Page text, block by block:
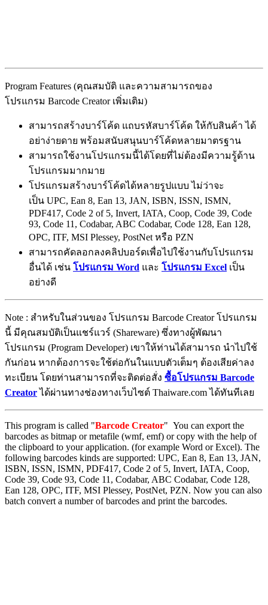
Program Features (คุณสมบัติ และความสามารถของ
โปรแกรม Barcode Creator เพิ่มเติม)
สามารถสร้างบาร์โค้ด แถบรหัสบาร์โค้ด ให้กับสินค้า ได้
อย่าง่ายดาย พร้อมสนับสนุนบาร์โค้ดหลายมาตรฐาน
สามารถใช้งานโปรแกรมนี้ได้โดยที่ไม่ต้องมีความรู้ด้าน
โปรแกรมมากมาย
โปรแกรมสร้างบาร์โค้ดได้หลายรูปแบบ ไม่ว่าจะ
เป็น UPC, Ean 8, Ean 13, JAN, ISBN, ISSN, ISMN,
PDF417, Code 2 of 5, Invert, IATA, Coop, Code 39, Code
93, Code 11, Codabar, ABC Codabar, Code 128, Ean 128,
OPC, ITF, MSI Plessey, PostNet หรือ PZN
สามารถคัดลอกลงคลิปบอร์ดเพื่อไปใช้งานกับโปรแกรม
อื่นได้ เช่น โปรแกรม Word และ โปรแกรม Excel เป็น
อย่างดี
Note : สำหรับในส่วนของ โปรแกรม Barcode Creator โปรแกรม
นี้ มีคุณสมบัติเป็นแชร์แวร์ (Shareware) ซึ่งทางผู้พัฒนา
โปรแกรม (Program Developer) เขาให้ท่านได้สามารถ นำไปใช้
กันก่อน หากต้องการจะใช้ต่อกันในแบบตัวเต็มๆ ต้องเสียค่าลง
ทะเบียน โดยท่านสามารถที่จะติดต่อสั่ง ซื้อโปรแกรม Barcode
Creatorได้ผ่านทางช่องทางเว็บไซต์ Thaiware.com ได้ทันทีเลย
This program is called "Barcode Creator" You can export the
barcodes as bitmap or metafile (wmf, emf) or copy with the help of
the clipboard to your application. (for example Word or Excel). The
following barcodes kinds are supported: UPC, Ean 8, Ean 13, JAN,
ISBN, ISSN, ISMN, PDF417, Code 2 of 5, Invert, IATA, Coop,
Code 39, Code 93, Code 11, Codabar, ABC Codabar, Code 128,
Ean 128, OPC, ITF, MSI Plessey, PostNet, PZN. Now you can also
batch convert a number of barcodes and print the barcodes.